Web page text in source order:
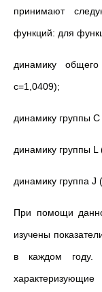
принимают
функций: для
динамику
c=1,0409);
динамику группы
динамику группы
динамику группа J
При помощи
изучены
в каждом году.